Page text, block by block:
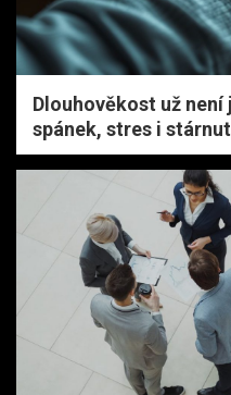
Dlouhověkost už
spánek, stres i